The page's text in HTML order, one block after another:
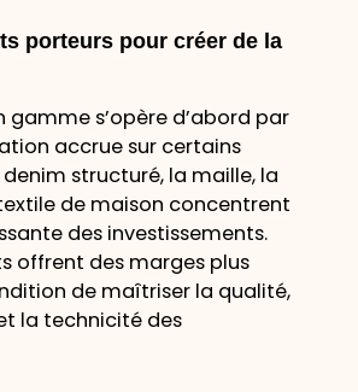
porteurs pour créer de la
gamme s’opère d’abord par
accrue sur certains
denim structuré, la maille, la
de maison concentrent
des investissements.
offrent des marges plus
de maîtriser la qualité,
la technicité des